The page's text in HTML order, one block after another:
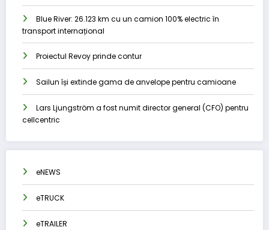
Blue River: 26.123 km cu un camion 100% electric în
transport internațional
Proiectul Revoy prinde contur
Sailun își extinde gama de anvelope pentru camioane
Lars Ljungström a fost numit director general (CFO) pentru
cellcentric
eNEWS
eTRUCK
eTRAILER